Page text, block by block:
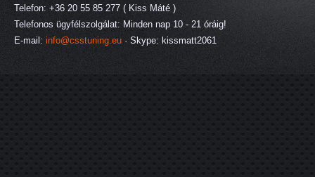
Telefon: +36 20 55 85 277 ( Kiss Máté )
Telefonos ügyfélszolgálat: Minden nap 10 - 21 óráig!
E-mail: info@csstuning.eu · Skype: kissmatt2061